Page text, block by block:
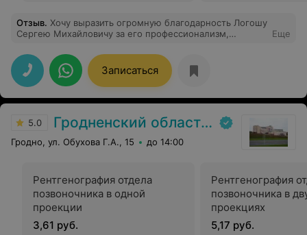
Отзыв. Хочу выразить огромную благодарность Логошу
Сергею Михайловичу за его профессионализм,
проведенной мне операции я как заново родился. Я
снова всё вижу. Эти ощущения трудно передать
словами. Все эти слова также относятся ко всему
медперсоналу отделения Микрохирургии глаза. Низкий
Вам поклон. Всем рекомендую.
Еще
Записаться
5.0 Гродненский областной клинический центр «Психиатрия-наркология»
Гродно, ул. Обухова Г.А., 15 до 14:00
Рентгенография отдела
позвоночника в одной
проекции
3,61 руб.
Рентгенография
позвоночника в
проекциях
5,17 руб.